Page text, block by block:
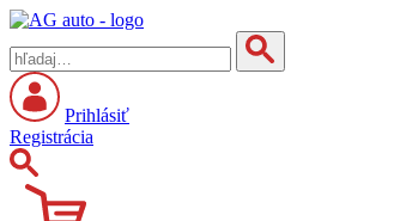
Prihlásiť
Registrácia